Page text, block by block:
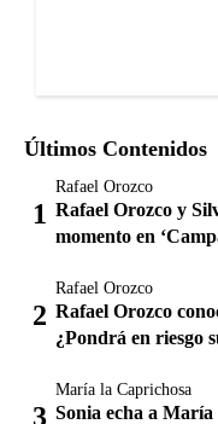
Últimos Contenidos
Rafael Orozco
Rafael Orozco y
momento en
Rafael Orozco
Rafael Orozco
¿Pondrá en riesgo
María la Caprichosa
Sonia echa a